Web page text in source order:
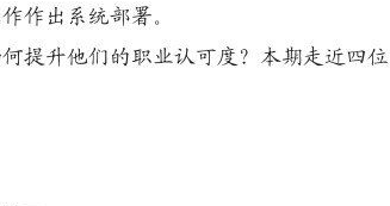
作出系统部署。
升他们的职业认可度？本期走近四位